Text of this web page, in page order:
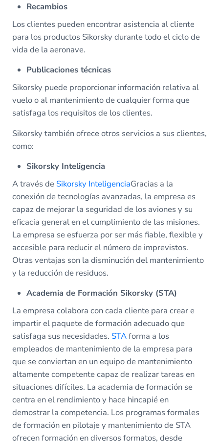
Recambios
Los clientes pueden encontrar asistencia al cliente
para los productos Sikorsky durante todo el ciclo de
vida de la aeronave.
Publicaciones técnicas
Sikorsky puede proporcionar información relativa al
vuelo o al mantenimiento de cualquier forma que
satisfaga los requisitos de los clientes.
Sikorsky también ofrece otros servicios a sus clientes,
como:
Sikorsky Inteligencia
A través de Sikorsky InteligenciaGracias a la
conexión de tecnologías avanzadas, la empresa es
capaz de mejorar la seguridad de los aviones y su
eficacia general en el cumplimiento de las misiones.
La empresa se esfuerza por ser más fiable, flexible y
accesible para reducir el número de imprevistos.
Otras ventajas son la disminución del mantenimiento
y la reducción de residuos.
Academia de Formación Sikorsky (STA)
La empresa colabora con cada cliente para crear e
impartir el paquete de formación adecuado que
satisfaga sus necesidades. STAforma a los
empleados de mantenimiento de la empresa para
que se conviertan en un equipo de mantenimiento
altamente competente capaz de realizar tareas en
situaciones difíciles. La academia de formación se
centra en el rendimiento y hace hincapié en
demostrar la competencia. Los programas formales
de formación en pilotaje y mantenimiento de STA
ofrecen formación en diversos formatos, desde